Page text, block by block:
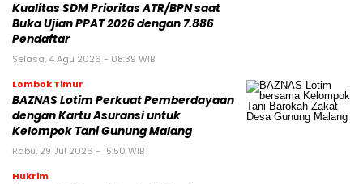
Kualitas SDM Prioritas ATR/BPN saat
Buka Ujian PPAT 2026 dengan 7.886
Pendaftar
Selasa, 4 Agu 2026 - 08:39 WIB
Lombok Timur
BAZNAS Lotim Perkuat Pemberdayaan
dengan Kartu Asuransi untuk
Kelompok Tani Gunung Malang
Rabu, 29 Jul 2026 - 15:50 WIB
Hukrim